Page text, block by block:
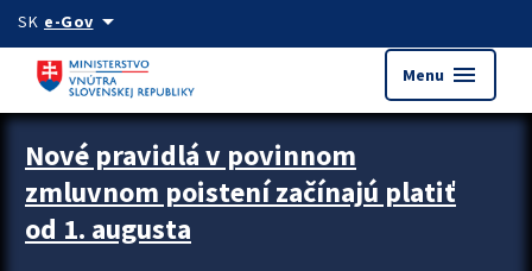
Preskocit na hlavný obsah
SK e-Govarrow_drop_down
Menu menu
Zastavit automatický posun upútavok
Nové pravidlá v povinnom
zmluvnom poistení začínajú platiť
od 1. augusta